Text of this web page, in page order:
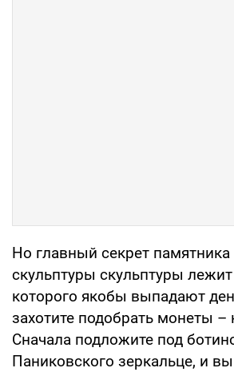
Но главный секрет
скульптуры скульптуры
которого якобы выпадают
захотите подобрать монеты –
Сначала подложите под
Паниковского зеркальце, и вы